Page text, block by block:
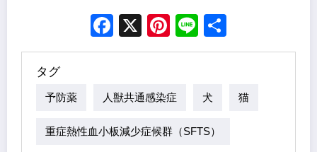
Facebook
X Pinterest
Line
タグ
予防薬 人獣共通感染症 犬 猫
重症熱性血小板減少症候群（SFTS）